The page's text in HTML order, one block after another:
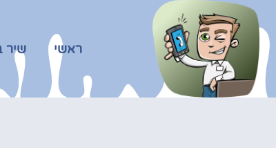
ראשי שיר